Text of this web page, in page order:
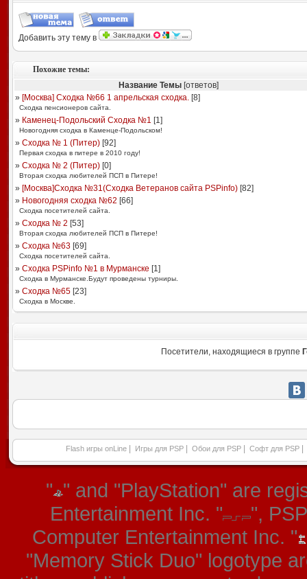
Добавить эту тему в
Похожие темы:
Название Темы [ответов]
» [Москва] Сходка №66 1 апрельская сходка.[8]
Сходка пенсионеров сайта.
» Каменец-Подольский Сходка №1 [1]
Новогодняя сходка в Каменце-Подольском!
» Сходка № 1 (Питер)[92]
Первая сходка в питере в 2010 году!
» Сходка № 2 (Питер)[0]
Вторая сходка любителей ПСП в Питере!
» [Москва]Сходка №31(Сходка Ветеранов сайта PSPinfo)[82]
» Новогодняя сходка №62 [66]
Сходка посетителей сайта.
» Сходка № 2 [53]
Вторая сходка любителей ПСП в Питере!
» Сходка №63[69]
Сходка посетителей сайта.
» Сходка РSPinfo №1 в Мурманске [1]
Сходка в Мурманске.Будут проведены турниры.
» Сходка №65[23]
Сходка в Москве.
Посетители, находящиеся в группе
Flash игры onLine Игры для PSP Обои для PSP Софт для PSP
" " and "PlayStation" are
Entertainment Inc. "
",
Computer Entertainment Inc. "
"Memory Stick Duo" logotype